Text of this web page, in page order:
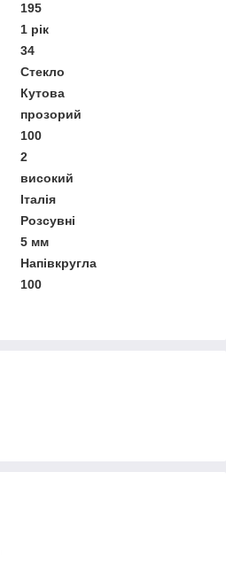
195
1 рік
34
Стекло
Кутова
прозорий
100
2
високий
Італія
Розсувні
5 мм
Напівкругла
100